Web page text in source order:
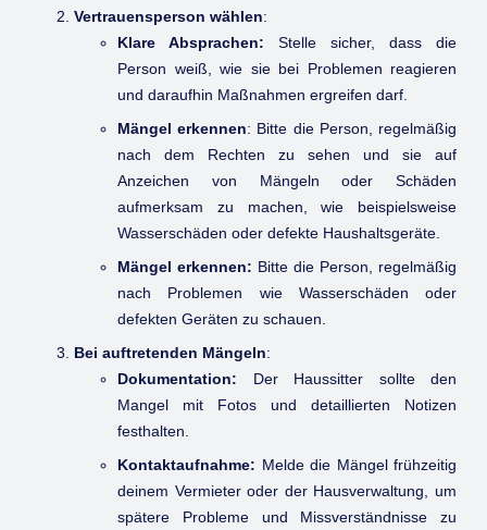
Vertrauensperson wählen:
Klare Absprachen: Stelle sicher, dass die
Person weiß, wie sie bei Problemen reagieren
und daraufhin Maßnahmen ergreifen darf.
Mängel erkennen: Bitte die Person, regelmäßig
nach dem Rechten zu sehen und sie auf
Anzeichen von Mängeln oder Schäden
aufmerksam zu machen, wie beispielsweise
Wasserschäden oder defekte Haushaltsgeräte.
Mängel erkennen: Bitte die Person, regelmäßig
nach Problemen wie Wasserschäden oder
defekten Geräten zu schauen.
Bei auftretenden Mängeln:
Dokumentation: Der Haussitter sollte den
Mangel mit Fotos und detaillierten Notizen
festhalten.
Kontaktaufnahme: Melde die Mängel frühzeitig
deinem Vermieter oder der Hausverwaltung, um
spätere Probleme und Missverständnisse zu